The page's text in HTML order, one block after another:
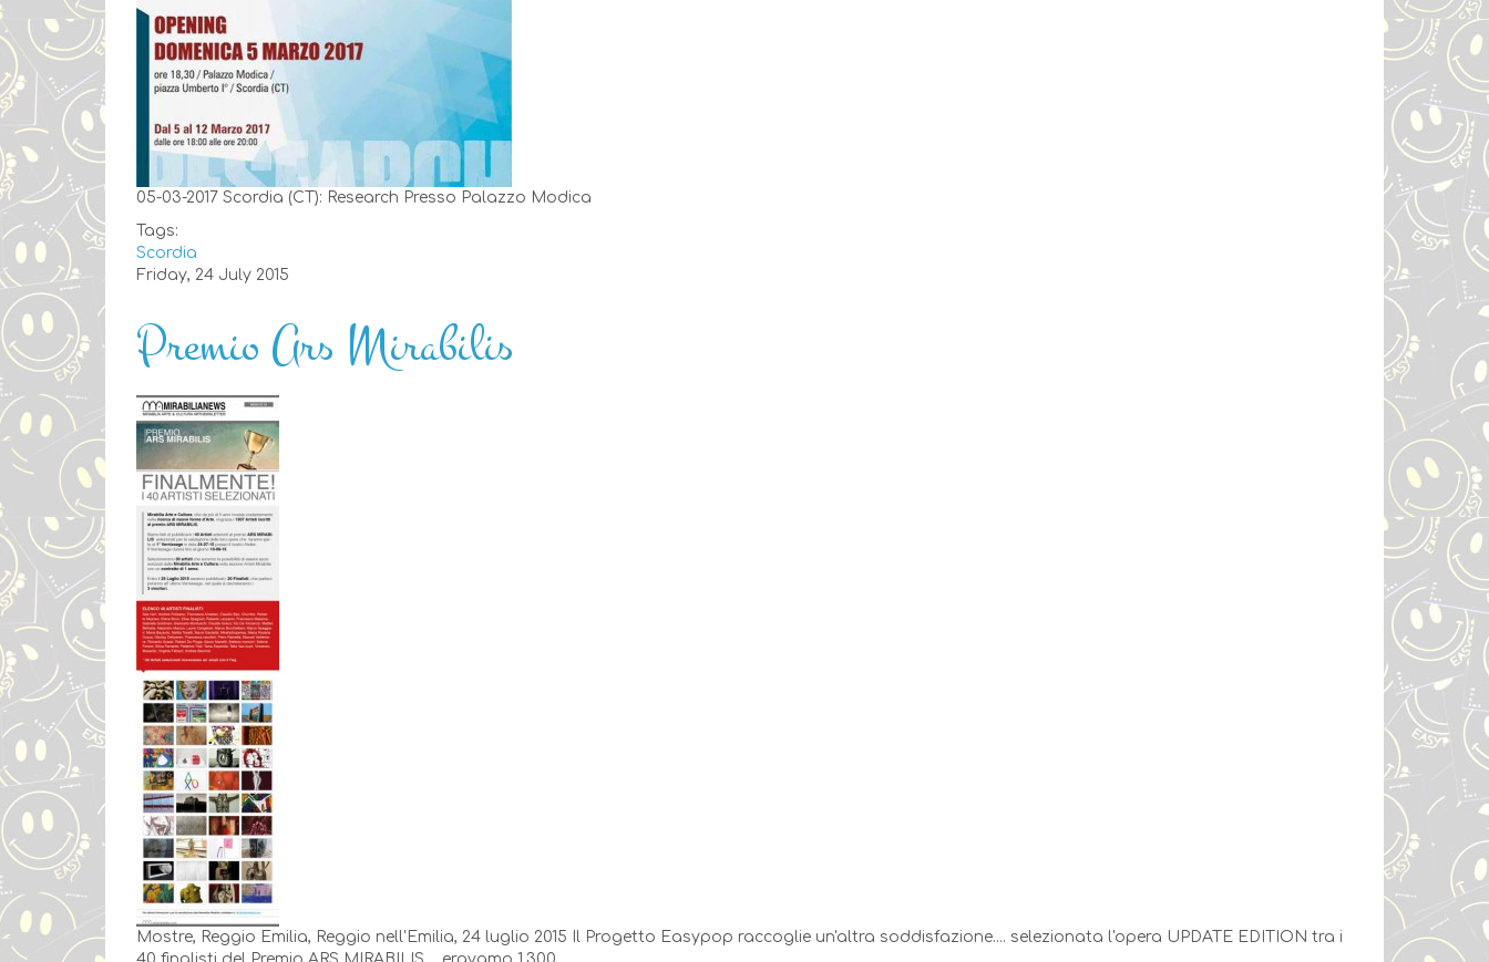
05-03-2017 Scordia (CT): Research Presso Palazzo Modica
Tags:
Scordia
Friday, 24 July 2015
Premio Ars Mirabilis
Mostre, Reggio Emilia, Reggio nell'Emilia, 24 luglio 2015 Il Progetto Easypop raccoglie un'altra soddisfazione.... selezionata l'opera UPDATE EDITION tra i